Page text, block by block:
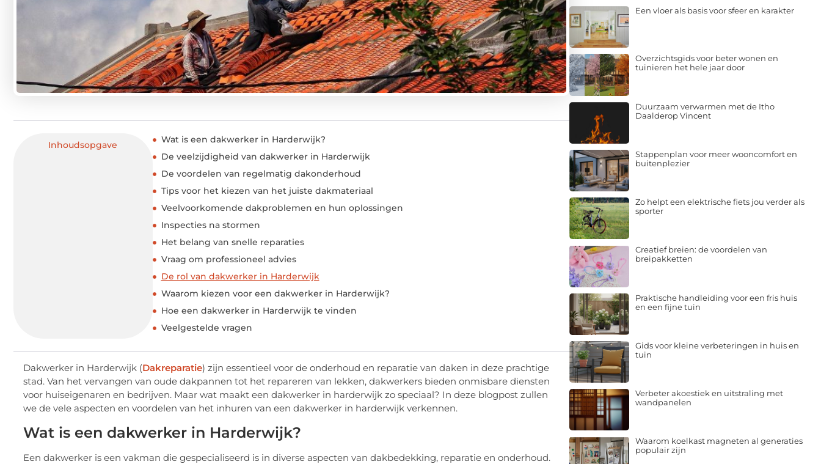
Inhoudsopgave
Wat is een dakwerker in Harderwijk?
De veelzijdigheid van dakwerker in Harderwijk
De voordelen van regelmatig dakonderhoud
Tips voor het kiezen van het juiste dakmateriaal
Veelvoorkomende dakproblemen en hun oplossingen
Inspecties na stormen
Het belang van snelle reparaties
Vraag om professioneel advies
De rol van dakwerker in Harderwijk
Waarom kiezen voor een dakwerker in Harderwijk?
Hoe een dakwerker in Harderwijk te vinden
Veelgestelde vragen
Dakwerker in Harderwijk (Dakreparatie) zijn essentieel voor de onderhoud en reparatie van daken in deze prachtige
stad. Van het vervangen van oude dakpannen tot het repareren van lekken, dakwerkers bieden onmisbare diensten
voor huiseigenaren en bedrijven. Maar wat maakt een dakwerker in harderwijk zo speciaal? In deze blogpost zullen
we de vele aspecten en voordelen van het inhuren van een dakwerker in harderwijk verkennen.
Wat is een dakwerker in Harderwijk?
Een dakwerker is een vakman die gespecialiseerd is in diverse aspecten van dakbedekking, reparatie en onderhoud.
Een vloer als basis voor sfeer en karakter
Overzichtsgids voor beter wonen en
tuinieren het hele jaar door
Duurzaam verwarmen met de Itho
Daalderop Vincent
Stappenplan voor meer wooncomfort en
buitenplezier
Zo helpt een elektrische fiets jou verder als
sporter
Creatief breien: de voordelen van
breipakketten
Praktische handleiding voor een fris huis
en een fijne tuin
Gids voor kleine verbeteringen in huis en
tuin
Verbeter akoestiek en uitstraling met
wandpanelen
Waarom koelkast magneten al generaties
populair zijn